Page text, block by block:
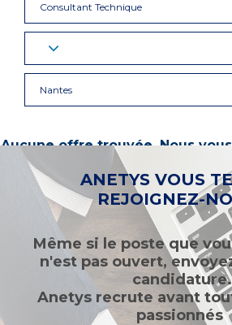
Consultant Technique
Nantes
Aucune offre trouvée. Nous
d’autres mots-clés ou à
ANETYS VOUS
REJOIGNEZ-
Même si le poste que
n'est pas ouvert,
candidature.
Anetys recrute avant
passionnés